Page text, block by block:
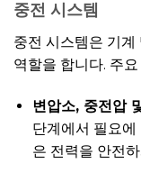
중전 시스템
중전 시스템은 기계
역할을 합니다. 주
변압소, 중전압
단계에서 필요
은 전력을 안전